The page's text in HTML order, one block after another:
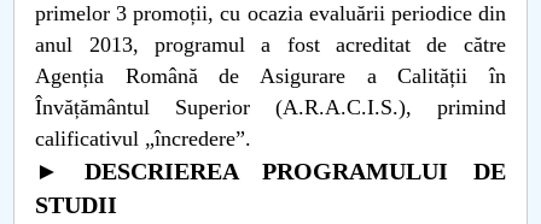
Facultăți
Studenți
Ghiduri pentru STUDENȚI
Relații Publice
primelor 3 promoții, cu ocazia evaluării periodice din
anul 2013, programul a fost acreditat de către
Agenția Română de Asigurare a Calității în
Învățământul Superior (A.R.A.C.I.S.), primind
calificativul „încredere”.
► DESCRIEREA PROGRAMULUI DE
STUDII